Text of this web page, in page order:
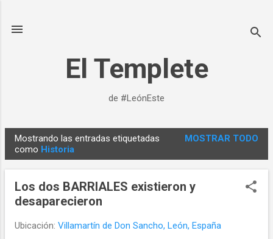
El Templete
de #LeónEste
n
Mostrando las entradas etiquetadas
como Historia
MOSTRAR TODO
Los dos BARRIALES existieron y
desaparecieron
Ubicación: Villamartín de Don Sancho, León, España